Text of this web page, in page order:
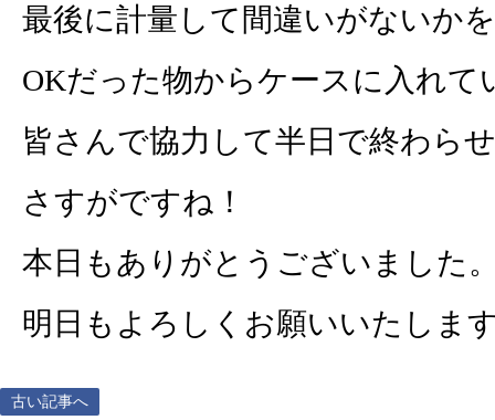
最後に計量して間違いがないか
OKだった物からケースに入れて
皆さんで協力して半日で終わら
さすがですね！
本日もありがとうございました
明日もよろしくお願いいたしま
古い記事へ